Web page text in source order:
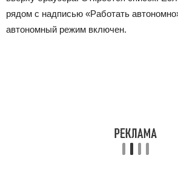
рядом с надписью «Работать
автономный режим включен.